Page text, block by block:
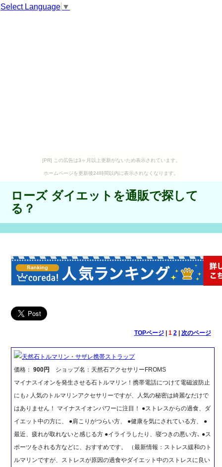
Select Language ▼
[PR] この広告は3ヶ月以上更新がないため表示されています。
ホームページを更新後24時間以内に表示されなくなります。
ローズ ダイエットを通販で探して
る？
TOPページ| 1 2| 次のページ
天然石トルマリン・サザレ携帯ストラップ
価格：900円
ショップ名：天然石アクセサリーFROMS
マイナスイオンを発生させる石トルマリン！携帯電話につけて電磁波防止
にも♪ 人気のトルマリンアクセサリーですが、人気の秘密は綺麗なだけで
はありません！ マイナスイオンパワーに注目！ ●ストレスからの過食、ダ
イエット中の方に、 ●肩こりがつらい方、 ●健康を気にされている方、 ●
最近、疲れが取れないと感じる方 ●イライラしたり、寝つきの悪い方､ ●ス
ポーツをされる方などに、おすすめです。 （最新情報：ストレス緩和のト
ルマリンですが、ストレスが原因の過食やダイエット中のストレスに良い